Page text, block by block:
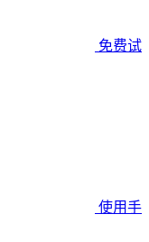
免费试
使用手